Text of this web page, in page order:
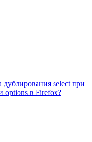
select при
options в Firefox?